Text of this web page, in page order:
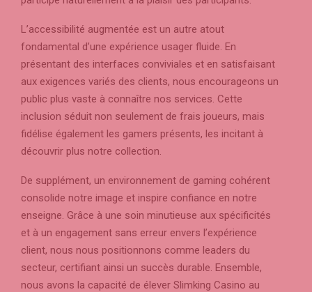
L’accessibilité augmentée est un autre atout
fondamental d’une expérience usager fluide. En
présentant des interfaces conviviales et en satisfaisant
aux exigences variés des clients, nous encourageons un
public plus vaste à connaître nos services. Cette
inclusion séduit non seulement de frais joueurs, mais
fidélise également les gamers présents, les incitant à
découvrir plus notre collection.
De supplément, un environnement de gaming cohérent
consolide notre image et inspire confiance en notre
enseigne. Grâce à une soin minutieuse aux spécificités
et à un engagement sans erreur envers l’expérience
client, nous nous positionnons comme leaders du
secteur, certifiant ainsi un succès durable. Ensemble,
nous avons la capacité de élever Slimking Casino au